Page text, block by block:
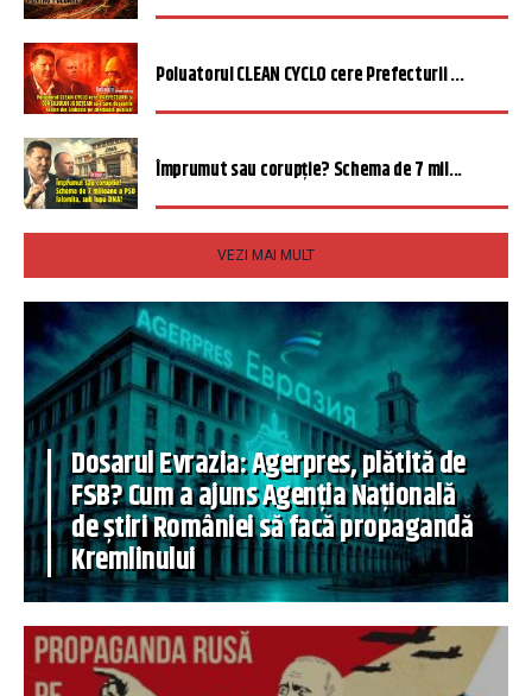
Poluatorul CLEAN CYCLO cere Prefecturii ...
Împrumut sau corupție? Schema de 7 mil...
VEZI MAI MULT
Dosarul Evrazia: Agerpres, plătită de
FSB? Cum a ajuns Agenția Națională
de știri României să facă propagandă
Kremlinului